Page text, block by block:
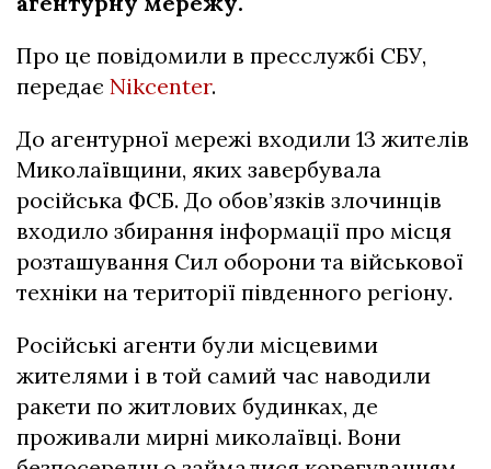
Про це повідомили в пресслужбі СБУ,
передає Nikcenter.
До агентурної мережі входили 13 жителів
Миколаївщини, яких завербувала
російська ФСБ. До обов’язків злочинців
входило збирання інформації про місця
розташування Сил оборони та військової
техніки на території південного регіону.
Російські агенти були місцевими
жителями і в той самий час наводили
ракети по житлових будинках, де
проживали мирні миколаївці. Вони